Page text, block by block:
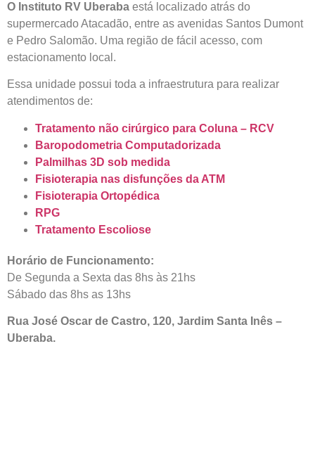
O Instituto RV Uberaba está localizado atrás do
supermercado Atacadão, entre as avenidas Santos Dumont
e Pedro Salomão. Uma região de fácil acesso, com
estacionamento local.
Essa unidade possui toda a infraestrutura para realizar
atendimentos de:
Tratamento não cirúrgico para Coluna – RCV
Baropodometria Computadorizada
Palmilhas 3D sob medida
Fisioterapia nas disfunções da ATM
Fisioterapia Ortopédica
RPG
Tratamento Escoliose
Horário de Funcionamento:
De Segunda a Sexta das 8hs às 21hs
Sábado das 8hs as 13hs
Rua José Oscar de Castro, 120, Jardim Santa Inês –
Uberaba.